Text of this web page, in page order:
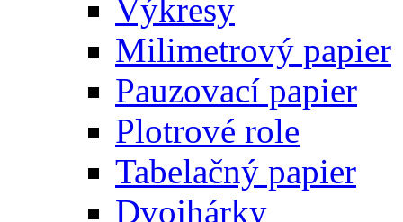
Výkresy
Milimetrový papier
Pauzovací papier
Plotrové role
Tabelačný papier
Dvojhárky